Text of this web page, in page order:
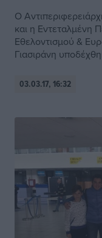
Ο
και η Εντεταλμένη
Εθελοντισμού &
Γιασιράνη
03.03.17, 16:32